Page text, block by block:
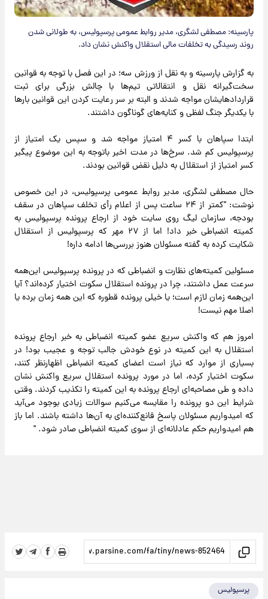
پارسینه: مصطفی لشگری، مدیر روابط عمومی پرسپولیس، به طولانی شدن
روند رسیدگی به تخلفات مالی استقلال واکنش نشان داد.
به گزارش پارسینه و به نقل از ورزش سه؛ در این فصل با توجه به قوانین
سخت‌گیرانه نقل و انتقالاتی تیم‌ها با چالش بزرگی برای ثبت
قراردادهایشان مواجه شدند و البته بر سر رعایت کردن این قوانین بار‌ها
با یکدیگر جنگ لفظی و کنایه‌های گوناگون داشتند.
ابتدا سپاهان با کسر ۴ امتیاز مواجه شد و سپس یک امتیاز از
پرسپولیس کم شد. سرخ‌ها در مدت اخیر باتوجه به این موضوع پیگیر
کسر امتیاز از استقلال به دلیل نقض قوانین بودند.
حال مصطفی لشگری، مدیر روابط عمومی پرسپولیس، در این خصوص
نوشت: "کمتر از ۲۴ ساعت پس از اعلام رأی تخلف سپاهان در سقف
بودجه، سازمان لیگ روی سایت خود از ارجاع پرونده پرسپولیس به
کمیته انضباطی خبر داد! اما از ۲۷ مهر که پرسپولیس از استقلال
شکایت کرده به گفته مسئولان هنوز بررسی‌ها ادامه داره!
مسئولین کمیته‌های نظارت و انضباطی که در پرونده پرسپولیس این‌همه
سرعت عمل داشتند، چرا در پرونده استقلال سکوت اختیار کرده‌اند؟ آیا
این‌همه زمان لازم است؛ یا خیلی پرونده قطوره که این همه زمان برده یا
اصلا مهم نیست!
امروز هم که واکنش سریع عضو کمیته انضباطی به خبر ارجاع پرونده
استقلال به این کمیته در نوع خودش جالب توجه و عجیب بود! در
بسیاری از موارد که نیاز است اعضای کمیته انضباطی اظهارنظر کنند،
سکوت اختیار کرده، اما در مورد پرونده استقلال سریع واکنش نشان
داده و طی مصاحبه‌ای ارجاع پرونده به این کمیته را تکذیب کردند. وقتی
شرایط این دو پرونده را مقایسه می‌کنیم سوالات زیادی بوجود می‌آید
که امیدواریم مسئولان پاسخ قانع‌کننده‌ای به آن‌ها داشته باشند. اما باز
هم امیدواریم حکم عادلانه‌ای از سوی کمیته انضباطی صادر شود. "
پرسپولیس